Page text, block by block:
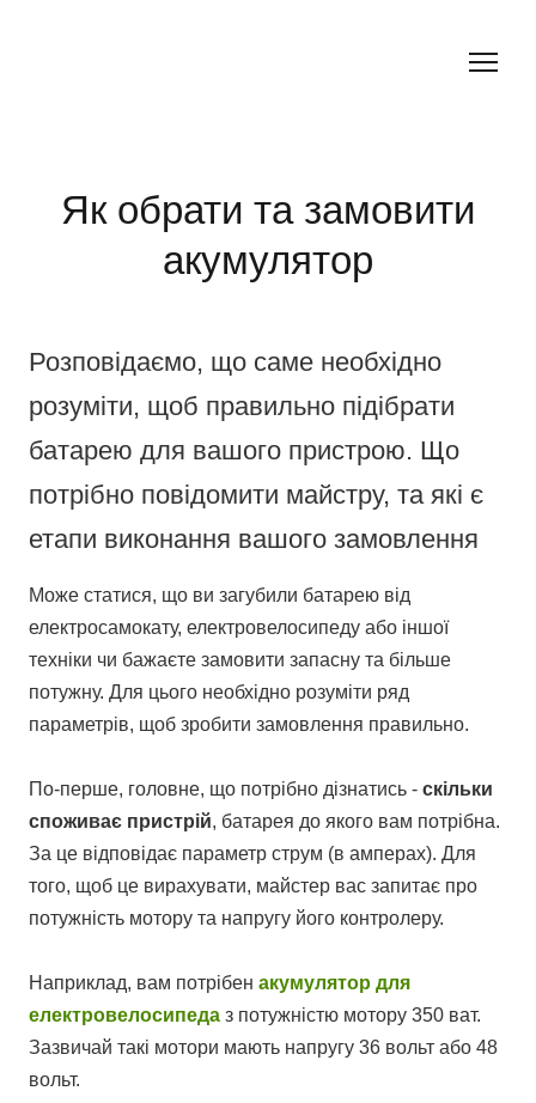
Як обрати та замовити
акумулятор
Розповідаємо, що саме необхідно
розуміти, щоб правильно підібрати
батарею для вашого пристрою. Що
потрібно повідомити майстру, та які є
етапи виконання вашого замовлення
Може статися, що ви загубили батарею від
електросамокату, електровелосипеду або іншої
техніки чи бажаєте замовити запасну та більше
потужну. Для цього необхідно розуміти ряд
параметрів, щоб зробити замовлення правильно.
По-перше, головне, що потрібно дізнатись - скільки
споживає пристрій, батарея до якого вам потрібна.
За це відповідає параметр струм (в амперах). Для
того, щоб це вирахувати, майстер вас запитає про
потужність мотору та напругу його контролеру.
Наприклад, вам потрібен акумулятор для
електровелосипеда з потужністю мотору 350 ват.
Зазвичай такі мотори мають напругу 36 вольт або 48
вольт.